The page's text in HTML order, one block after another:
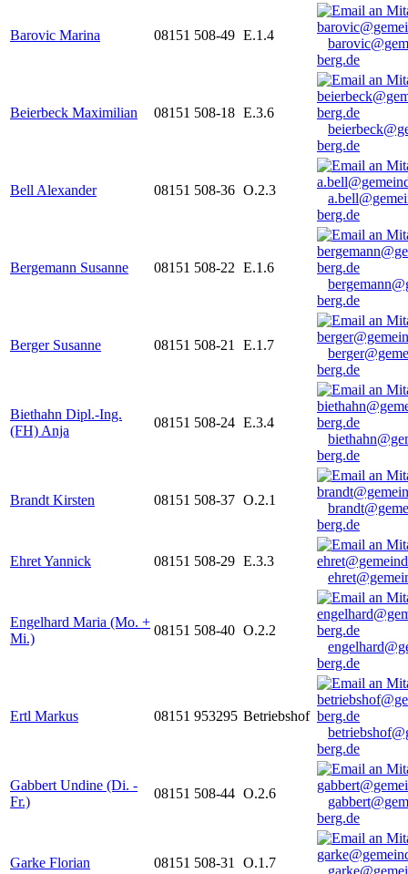
Barovic Marina 08151 508-49 E.1.4
berg.de
Beierbeck Maximilian 08151 508-18 E.3.6
berg.de
Bell Alexander 08151 508-36 O.2.3
berg.de
Bergemann Susanne 08151 508-22 E.1.6
berg.de
Berger Susanne 08151 508-21 E.1.7
berg.de
Biethahn Dipl.-Ing.
(FH) Anja
08151 508-24 E.3.4
berg.de
Brandt Kirsten 08151 508-37 O.2.1
berg.de
Ehret Yannick 08151 508-29 E.3.3
Engelhard Maria (Mo. +
Mi.)
08151 508-40 O.2.2
berg.de
Ertl Markus 08151 953295 Betriebshof
berg.de
Gabbert Undine (Di. -
Fr.)
08151 508-44 O.2.6
berg.de
Garke Florian 08151 508-31 O.1.7